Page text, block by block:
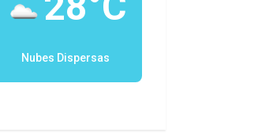
Nubes Dispersas